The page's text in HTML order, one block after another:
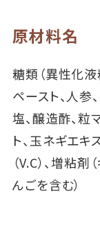
原材料名
糖類（異性化液
ペースト、人参
塩、醸造酢、粒
ト、玉ネギエ
（V.C）、増粘剤
んごを含む）